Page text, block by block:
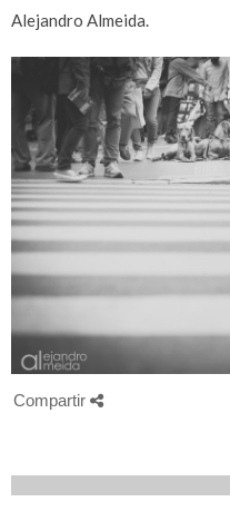
Alejandro Almeida.
Compartir